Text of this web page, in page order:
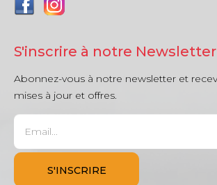
S'inscrire à notre Newsletter
Abonnez-vous à notre newsletter et
mises à jour et offres.